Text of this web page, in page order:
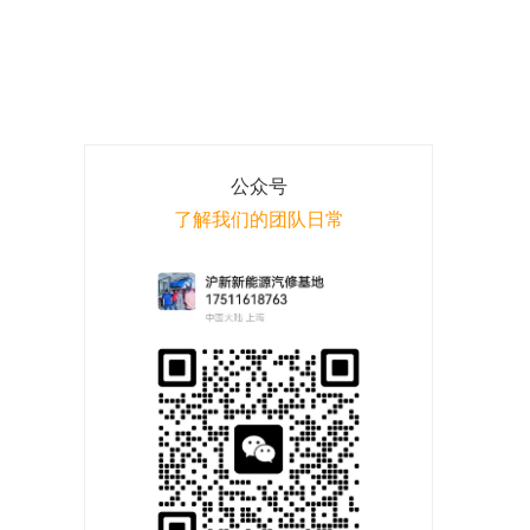
公众号
了解我们的团队日常